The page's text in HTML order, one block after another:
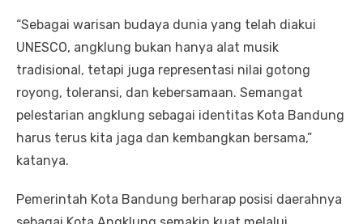
“Sebagai warisan budaya dunia yang telah diakui
UNESCO, angklung bukan hanya alat musik
tradisional, tetapi juga representasi nilai gotong
royong, toleransi, dan kebersamaan. Semangat
pelestarian angklung sebagai identitas Kota Bandung
harus terus kita jaga dan kembangkan bersama,”
katanya.
Pemerintah Kota Bandung berharap posisi daerahnya